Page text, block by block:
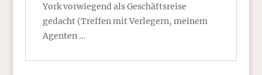
York vorwiegend als Geschäftsreise
gedacht (Treffen mit Verlegern, meinem
Agenten …